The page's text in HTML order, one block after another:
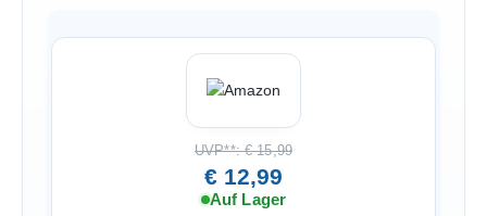
UVP**: € 15,99
€ 12,99
Auf Lager